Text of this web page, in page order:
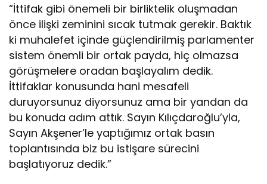
“İttifak gibi önemeli bir birliktelik oluşmadan
önce ilişki zeminini sıcak tutmak gerekir. Baktık
ki muhalefet içinde güçlendirilmiş parlamenter
sistem önemli bir ortak payda, hiç olmazsa
görüşmelere oradan başlayalım dedik.
İttifaklar konusunda hani mesafeli
duruyorsunuz diyorsunuz ama bir yandan da
bu konuda adım attık. Sayın Kılıçdaroğlu’yla,
Sayın Akşener’le yaptığımız ortak basın
toplantısında biz bu istişare sürecini
başlatıyoruz dedik.”